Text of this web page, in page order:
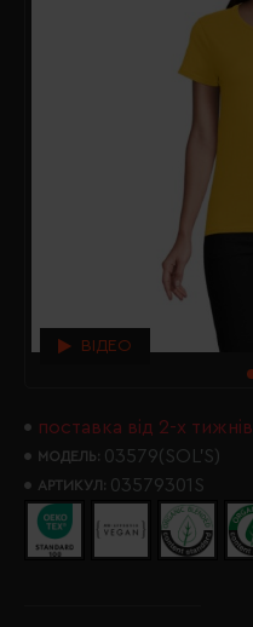
ВІДЕО
поставка від 2-х тижнів
МОДЕЛЬ: 03579(SOL’S)
АРТИКУЛ: 03579301S